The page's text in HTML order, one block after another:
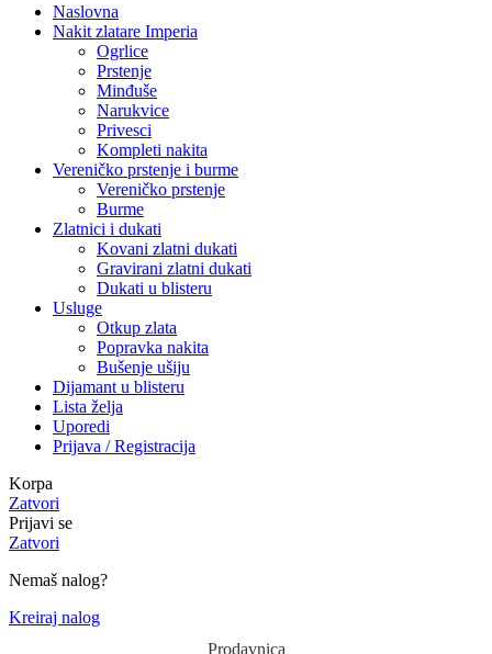
Naslovna
Nakit zlatare Imperia
Ogrlice
Prstenje
Minđuše
Narukvice
Privesci
Kompleti nakita
Vereničko prstenje i burme
Vereničko prstenje
Burme
Zlatnici i dukati
Kovani zlatni dukati
Gravirani zlatni dukati
Dukati u blisteru
Usluge
Otkup zlata
Popravka nakita
Bušenje ušiju
Dijamant u blisteru
Lista želja
Uporedi
Prijava / Registracija
Korpa
Zatvori
Prijavi se
Zatvori
Nemaš nalog?
Kreiraj nalog
Prodavnica